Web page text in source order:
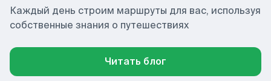
Каждый день строим маршруты для вас, используя
собственные знания о путешествиях
Читать блог